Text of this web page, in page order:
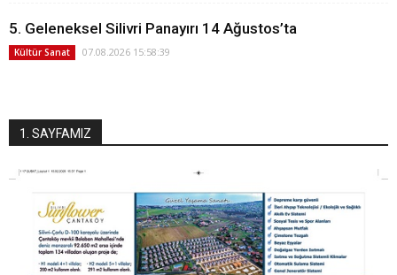
5. Geleneksel Silivri Panayırı 14 Ağustos’ta
Kültür Sanat 07.08.2026 15:58:39
1. SAYFAMIZ